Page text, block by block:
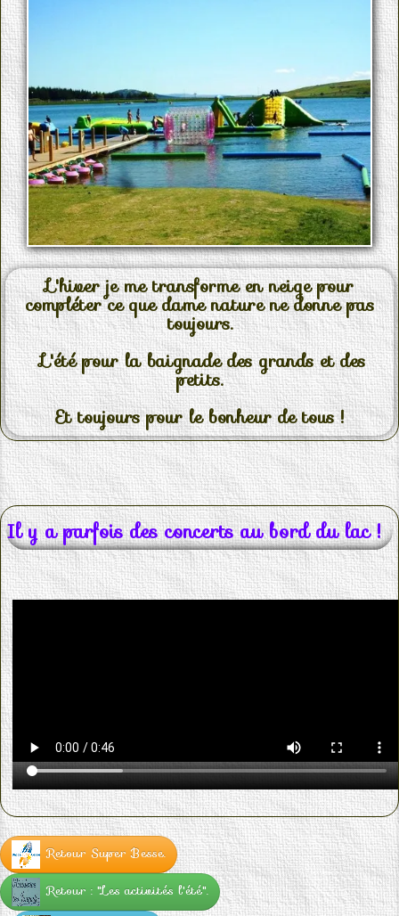
L'hiver je me transforme en neige pour
compléter ce que dame nature ne donne pas
toujours.
L'été pour la baignade des grands et des
petits.
Et toujours pour le bonheur de tous !
Il y a parfois des concerts au bord du lac !
Retour Super Besse.
Retour : "Les activités l'été".